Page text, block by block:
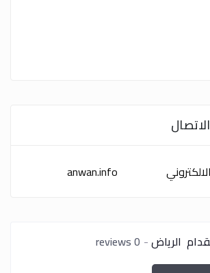
anwan.info
الرياض 0 reviews